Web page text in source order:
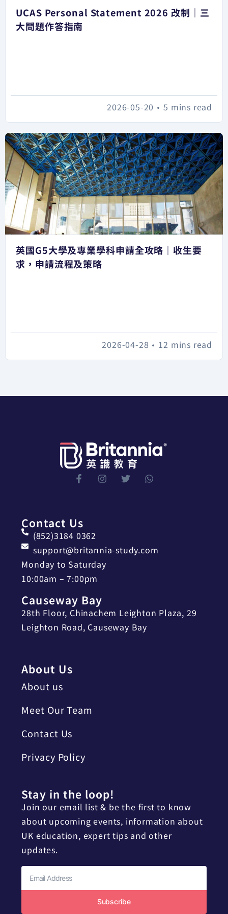
UCAS Personal Statement 2026 改制｜三
大問題作答指南
5 mins read
•
2026-05-20
英國G5大學及專業學科申請全攻略｜收生要
求，申請流程及策略
12 mins read
•
2026-04-28
Contact Us
(852)3184 0362
support@britannia-study.com
Monday to Saturday
10:00am – 7:00pm
Causeway Bay
28th Floor, Chinachem Leighton Plaza, 29
Leighton Road, Causeway Bay
About Us
About us
Meet Our Team
Contact Us
Privacy Policy
Stay in the loop!
Join our email list & be the first to know
about upcoming events, information about
UK education, expert tips and other
updates.
Subscribe